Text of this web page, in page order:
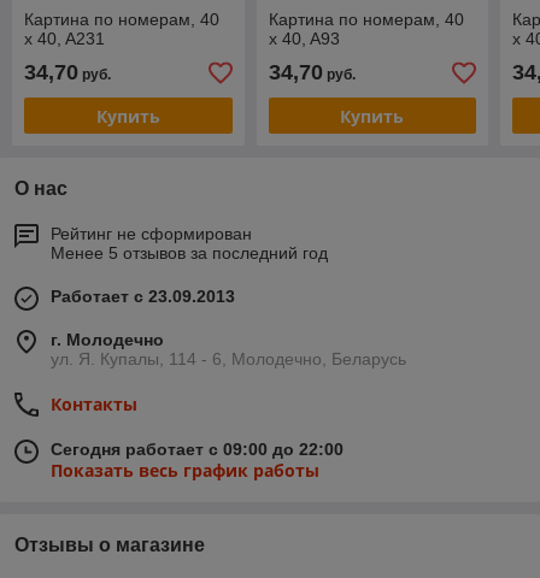
Картина по номерам, 40
x 40, A231
34,70 руб.
Купить
Картина по номерам, 40
x 40, A93
34,70руб.
Купить
x
О нас
Рейтинг не сформирован
Менее 5 отзывов за последний год
Работает с 23.09.2013
г. Молодечно
ул. Я. Купалы, 114 - 6, Молодечно, Беларусь
Контакты
Сегодня работает с 09:00 до 22:00
Показать весь график работы
Отзывы о магазине